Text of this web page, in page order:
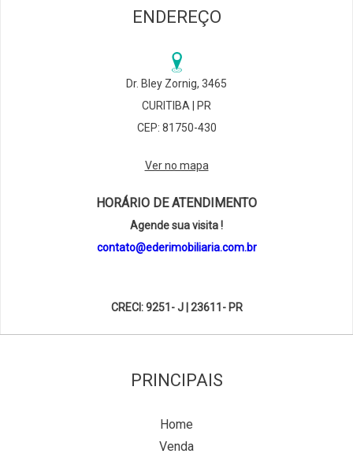
ENDEREÇO
Dr. Bley Zornig, 3465
CURITIBA | PR
CEP: 81750-430
Ver no mapa
HORÁRIO DE ATENDIMENTO
Agende sua visita !
contato@ederimobiliaria.com.br
CRECI: 9251- J | 23611- PR
PRINCIPAIS
Home
Venda